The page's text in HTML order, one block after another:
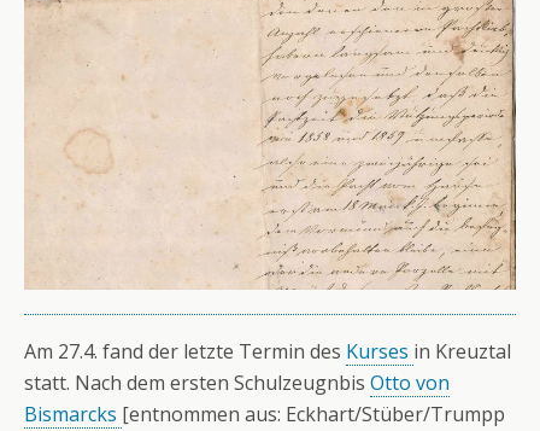
Am 27.4. fand der letzte Termin des Kurses in Kreuztal
statt. Nach dem ersten Schulzeugnbis Otto von
Bismarcks [entnommen aus: Eckhart/Stüber/Trumpp